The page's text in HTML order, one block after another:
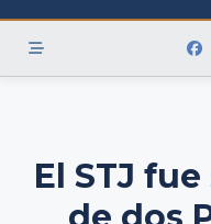
El STJ